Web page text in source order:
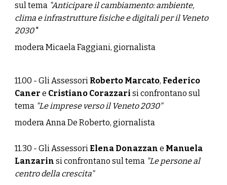
sul tema "Anticipare il cambiamento: ambiente,
clima e infrastrutture fisiche e digitali per il Veneto
2030"
modera Micaela Faggiani, giornalista
11.00 - Gli Assessori Roberto Marcato, Federico
Caner e Cristiano Corazzarisi confrontano sul
tema "Le imprese verso il Veneto 2030"
modera Anna De Roberto, giornalista
11.30 - Gli Assessori Elena Donazzane Manuela
Lanzarin si confrontano sul tema "Le persone al
centro della crescita"